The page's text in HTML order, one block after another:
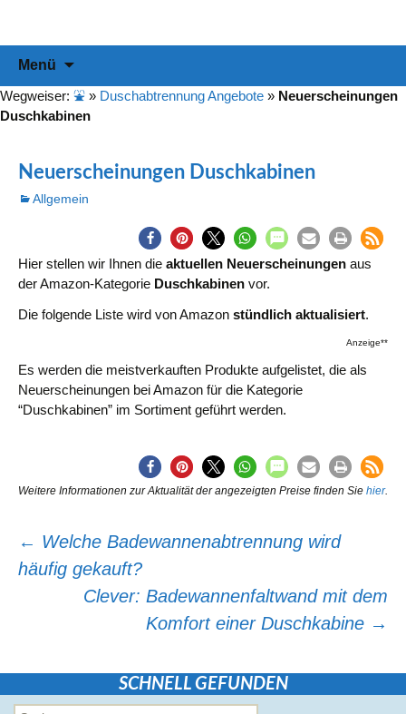
Menü
springen
Wegweiser: ⛲ » Duschabtrennung Angebote » Neuerscheinungen
Duschkabinen
Neuerscheinungen Duschkabinen
Allgemein
Hier stellen wir Ihnen die aktuellen Neuerscheinungen aus
der Amazon-Kategorie Duschkabinen vor.
Die folgende Liste wird von Amazon stündlich aktualisiert.
Anzeige**
Es werden die meistverkauften Produkte aufgelistet, die als
Neuerscheinungen bei Amazon für die Kategorie
“Duschkabinen” im Sortiment geführt werden.
Weitere Informationen zur Aktualität der angezeigten Preise finden Sie hier.
Beitragsnavigation
← Welche Badewannenabtrennung wird
häufig gekauft?
Clever: Badewannenfaltwand mit dem
Komfort einer Duschkabine →
SCHNELL GEFUNDEN
Suchen